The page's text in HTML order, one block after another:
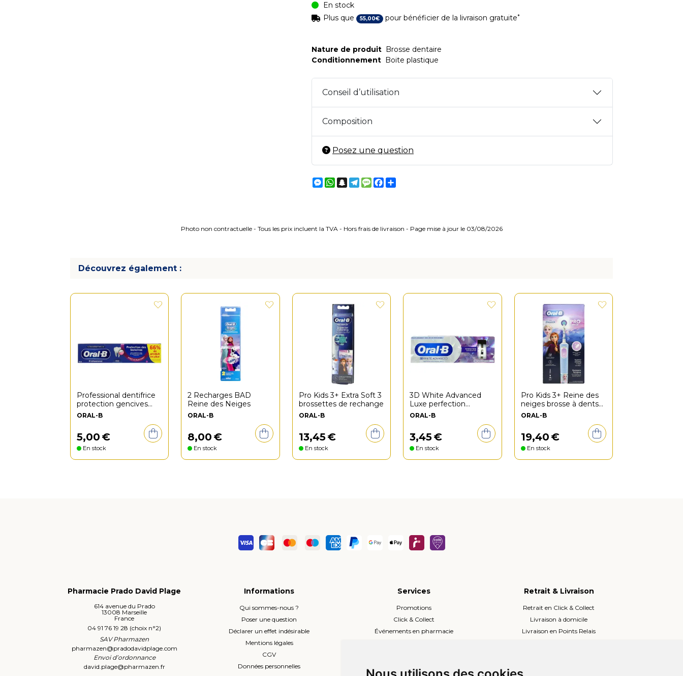
En stock
Plus que
55,00€ pour bénéficier de la livraison gratuite*
Nature de produit Brosse dentaire
Conditionnement Boite plastique
Conseil d’utilisation
Composition
Posez une question
Messenger
WhatsApp
Snapchat
Telegram
MessageFacebook
Photo non contractuelle - Tous les prix incluent la TVA - Hors frais de livraison - Page mise à jour le 03/08/2026
Découvrez également :
Professional dentifrice
protection gencives
menthe fraîche 125ml
ORAL-B
5,00 €
En stock
2 Recharges BAD
Reine des Neiges
ORAL-B
8,00 €
En stock
Pro Kids 3+ Extra Soft 3
brossettes de rechange
ORAL-B
13,45€
En stock
3D White Advanced
Luxe perfection
blancheur avancée
ORAL-B
3,45€
En stock
Pro Kids 3+ Reine des
neiges brosse à dents
électrique
ORAL-B
19,40 €
En stock
Pharmacie Prado David Plage
614 avenue du Prado
13008 Marseille
France
04 91 76 19 28 (choix n°2)
SAV Pharmazen
pharmazen@pradodavidplage.com
Envoi d’ordonnance
david.plage@pharmazen.fr
Informations
Qui sommes-nous ?
Poser une question
Déclarer un effet indésirable
Mentions légales
CGV
Données personnelles
Services
Promotions
Click & Collect
Événements en pharmacie
Retrait & Livraison
Retrait en Click & Collect
Livraison à domicile
Livraison en Points Relais